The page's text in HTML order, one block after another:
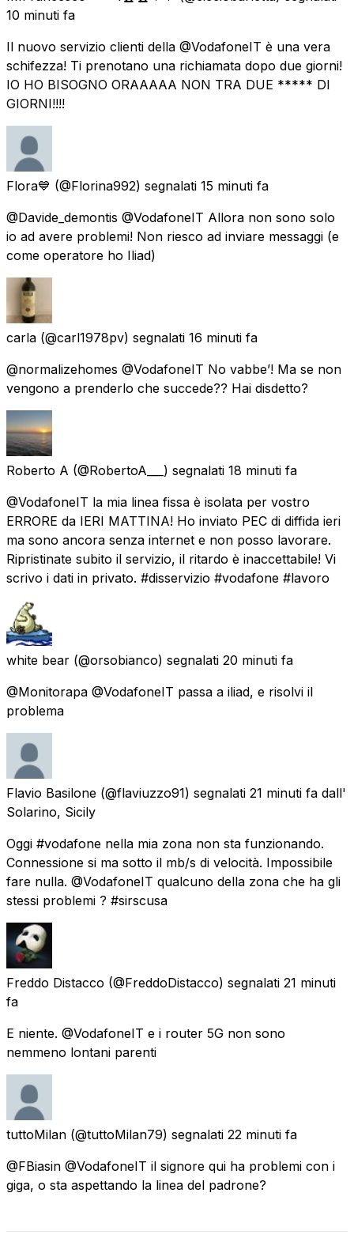
10 minuti fa
Il nuovo servizio clienti della @VodafoneIT è una vera
schifezza! Ti prenotano una richiamata dopo due giorni!
IO HO BISOGNO ORAAAAA NON TRA DUE ***** DI
GIORNI!!!!
Flora💙 (@Florina992) segnalati 15 minuti fa
@Davide_demontis @VodafoneIT Allora non sono solo
io ad avere problemi! Non riesco ad inviare messaggi (e
come operatore ho Iliad)
carla (@carl1978pv) segnalati 16 minuti fa
@normalizehomes @VodafoneIT No vabbe’! Ma se non
vengono a prenderlo che succede?? Hai disdetto?
Roberto A (@RobertoA___) segnalati 18 minuti fa
@VodafoneIT la mia linea fissa è isolata per vostro
ERRORE da IERI MATTINA! Ho inviato PEC di diffida ieri
ma sono ancora senza internet e non posso lavorare.
Ripristinate subito il servizio, il ritardo è inaccettabile! Vi
scrivo i dati in privato. #disservizio #vodafone #lavoro
white bear (@orsobianco) segnalati 20 minuti fa
@Monitorapa @VodafoneIT passa a iliad, e risolvi il
problema
Flavio Basilone (@flaviuzzo91) segnalati 21 minuti fa dall'
Solarino, Sicily
Oggi #vodafone nella mia zona non sta funzionando.
Connessione si ma sotto il mb/s di velocità. Impossibile
fare nulla. @VodafoneIT qualcuno della zona che ha gli
stessi problemi ? #sirscusa
Freddo Distacco (@FreddoDistacco) segnalati 21 minuti
fa
E niente. @VodafoneIT e i router 5G non sono
nemmeno lontani parenti
tuttoMilan (@tuttoMilan79) segnalati 22 minuti fa
@FBiasin @VodafoneIT il signore qui ha problemi con i
giga, o sta aspettando la linea del padrone?